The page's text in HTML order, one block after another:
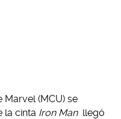
(MCU) se
la cinta Iron Man llegó